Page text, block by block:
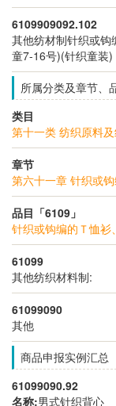
6109909092.102
其他纺材制针织或
童7-16号)(针织童装)
所属分类及章节、
类目
第十一类 纺织原料
章节
第六十一章 针织或
品目「6109」
针织或钩编的Ｔ恤衫
61099
其他纺织材料制:
61099090
其他
商品申报实例汇总
61099090.92
名称:男式针织背心